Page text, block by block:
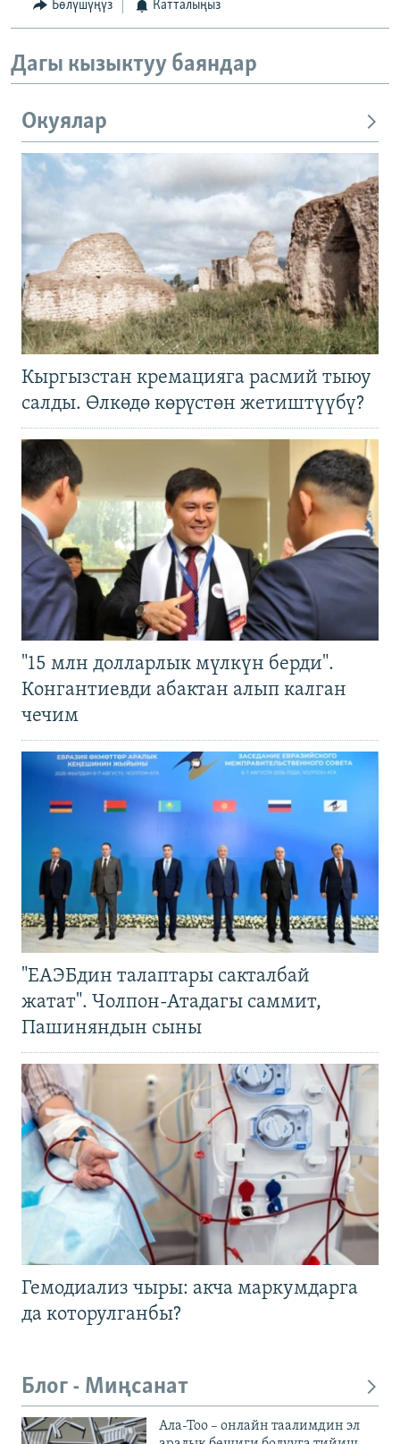
Бөлүшүңүз Катталыңыз
Дагы кызыктуу баяндар
Окуялар
Кыргызстан кремацияга расмий тыюу
салды. Өлкөдө көрүстөн жетиштүүбү?
"15 млн долларлык мүлкүн берди".
Конгантиевди абактан алып калган
чечим
"ЕАЭБдин талаптары сакталбай
жатат". Чолпон-Атадагы саммит,
Пашиняндын сыны
Гемодиализ чыры: акча маркумдарга
да которулганбы?
Блог - Миңсанат
Ала-Тоо – онлайн таалимдин эл